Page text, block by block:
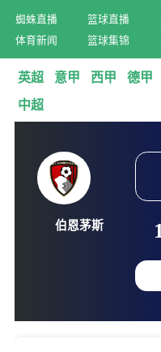
蜘蛛直播 篮球直播
体育新闻
篮球集锦
英超 意甲 西甲 德甲
中超